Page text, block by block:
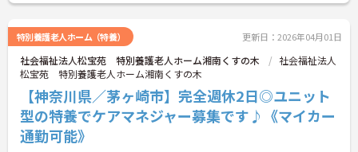
特別養護老人ホーム（特養） 更新日：2026年04月01日
社会福祉法人松宝苑 特別養護老人ホーム湘南くすの木
社会福祉法人
松宝苑 特別養護老人ホーム湘南くすの木
【神奈川県／茅ヶ崎市】完全週休2日◎ユニット
型の特養でケアマネジャー募集です♪《マイカー
通勤可能》